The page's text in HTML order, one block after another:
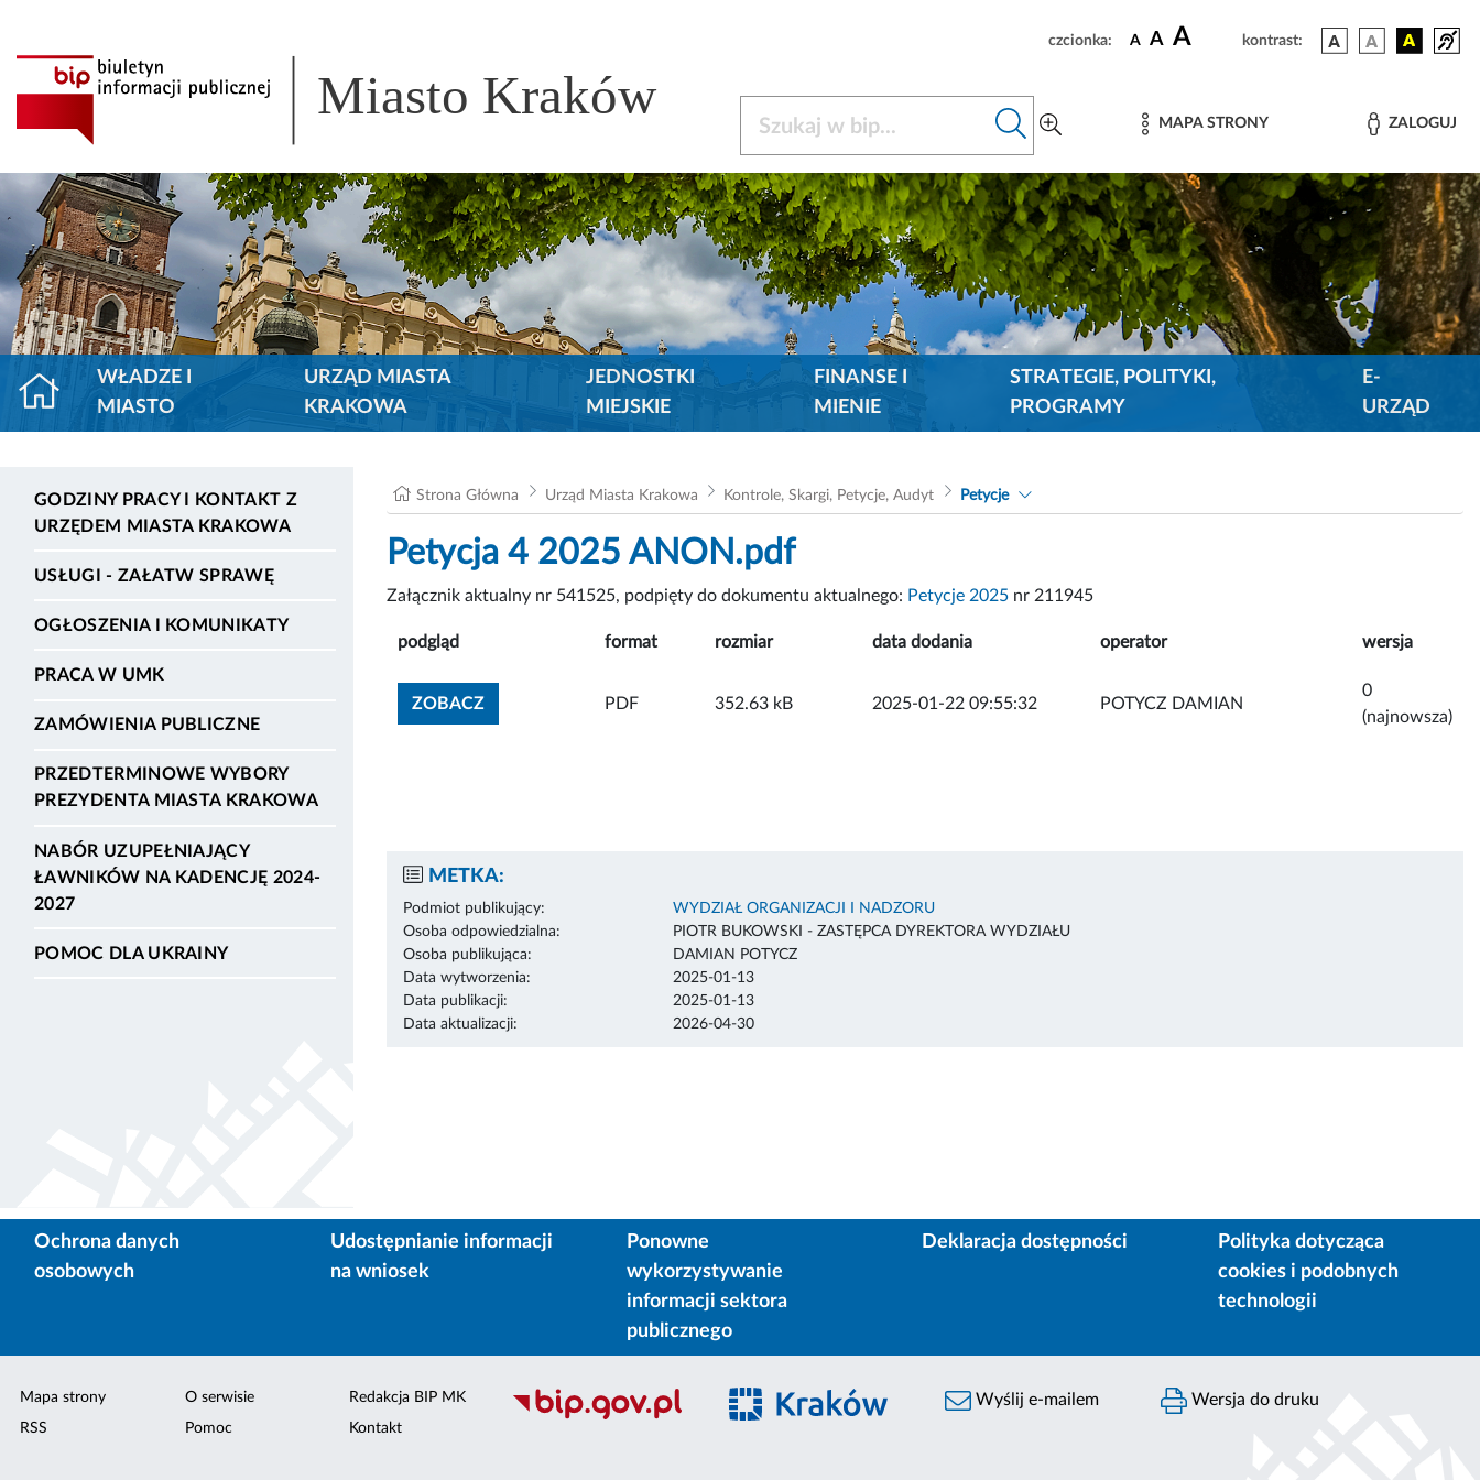
czcionka: A A A kontrast:
Miasto Kraków MAPA STRONY ZALOGUJ
WŁADZE I
MIASTO
URZĄD MIASTA
KRAKOWA
JEDNOSTKI
MIEJSKIE
FINANSE I
MIENIE
STRATEGIE, POLITYKI,
PROGRAMY
E-
URZĄD
GODZINY PRACY I KONTAKT Z
URZĘDEM MIASTA KRAKOWA
USŁUGI - ZAŁATW SPRAWĘ
OGŁOSZENIA I KOMUNIKATY
PRACA W UMK
ZAMÓWIENIA PUBLICZNE
PRZEDTERMINOWE WYBORY
PREZYDENTA MIASTA KRAKOWA
NABÓR UZUPEŁNIAJĄCY
ŁAWNIKÓW NA KADENCJĘ 2024-
2027
POMOC DLA UKRAINY
Strona Główna Urząd Miasta Krakowa Kontrole, Skargi, Petycje, Audyt Petycje
Petycja 4 2025 ANON.pdf
Załącznik aktualny nr 541525, podpięty do dokumentu aktualnego: Petycje 2025 nr 211945
podgląd format rozmiar data dodania operator wersja
ZOBACZZOBACZ ZAŁĄCZNIK
PDF 352.63 kB 2025-01-22 09:55:32 POTYCZ DAMIAN
0
(najnowsza)
METKA:
Podmiot publikujący:
WYDZIAŁ ORGANIZACJI I NADZORU
Osoba odpowiedzialna:
PIOTR BUKOWSKI - ZASTĘPCA DYREKTORA WYDZIAŁU
Osoba publikująca:
DAMIAN POTYCZ
Data wytworzenia:
2025-01-13
Data publikacji:
2025-01-13
Data aktualizacji:
2026-04-30
Ochrona danych
osobowych
Udostępnianie informacji
na wniosek
Ponowne
wykorzystywanie
informacji sektora
publicznego
Deklaracja dostępności
Polityka dotycząca
cookies i podobnych
technologii
Mapa strony
RSS
O serwisie
Pomoc
Redakcja BIP MK
Kontakt
Wyślij e-mailem Wersja do druku